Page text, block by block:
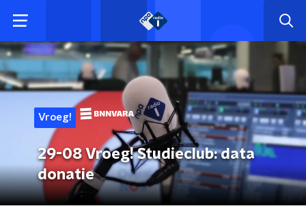
Vroeg!
29-08 Vroeg! Studieclub: data
donatie